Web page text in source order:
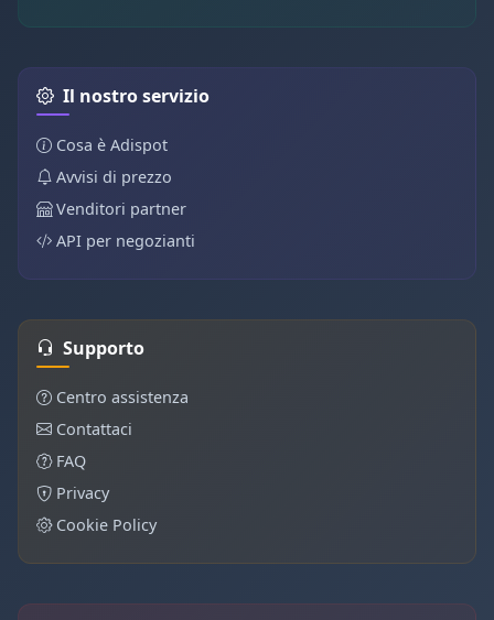
Il nostro servizio
Cosa è Adispot
Avvisi di prezzo
Venditori partner
API per negozianti
Supporto
Centro assistenza
Contattaci
FAQ
Privacy
Cookie Policy